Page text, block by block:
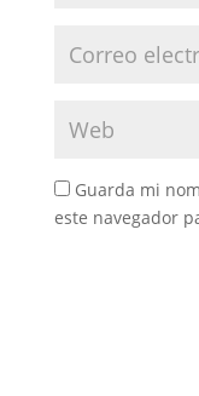
Guarda mi
este navegador